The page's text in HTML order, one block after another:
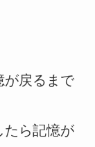
が戻るまで
たら記憶が